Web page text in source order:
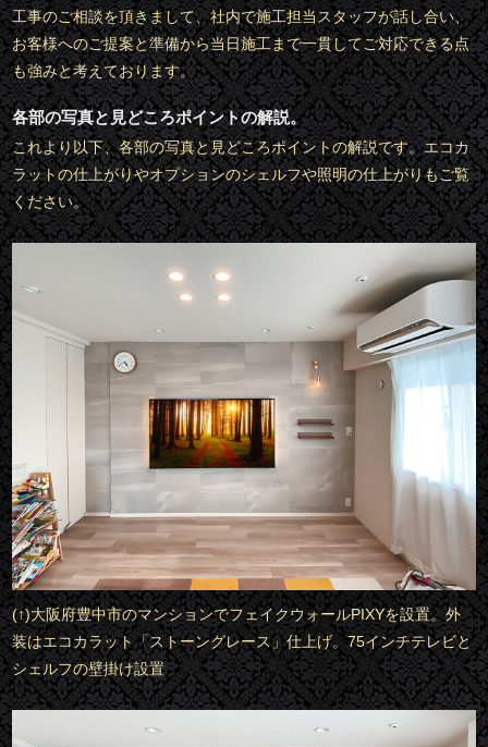
工事のご相談を頂きまして、社内で施工担当スタッフが話し合い、
お客様へのご提案と準備から当日施工まで一貫してご対応できる点
も強みと考えております。
各部の写真と見どころポイントの解説。
これより以下、各部の写真と見どころポイントの解説です。エコカ
ラットの仕上がりやオプションのシェルフや照明の仕上がりもご覧
ください。
(↑)大阪府豊中市のマンションでフェイクウォールPIXYを設置。外
装はエコカラット「ストーングレース」仕上げ。75インチテレビと
シェルフの壁掛け設置